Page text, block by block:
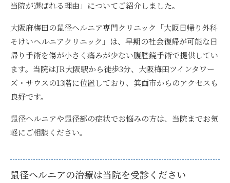
当院が選ばれる理由」についてご紹介しました。
大阪府梅田の鼠径ヘルニア専門クリニック「大阪日帰り外科
そけいヘルニアクリニック」は、早期の社会復帰が可能な日
帰り手術を傷が小さく痛みが少ない腹腔鏡手術で提供してい
ます。当院はJR大阪駅から徒歩3分、大阪梅田ツインタワー
ズ・サウスの13階に位置しており、箕面市からのアクセスも
良好です。
鼠径ヘルニアや鼠径部の症状でお悩みの方は、当院までお気
軽にご相談ください。
鼠径ヘルニアの治療は当院を受診ください